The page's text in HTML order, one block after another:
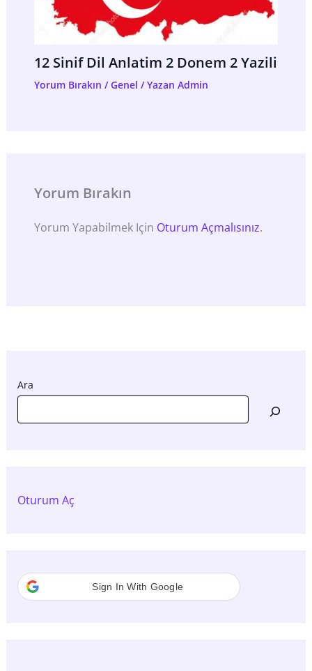
12 Sinif Dil Anlatim 2 Donem 2 Yazili
Yorum Bırakın /Genel / Yazan Admin
Yorum Bırakın
Yorum Yapabilmek Için Oturum Açmalısınız.
Ara
Oturum Aç
Sign In With Google